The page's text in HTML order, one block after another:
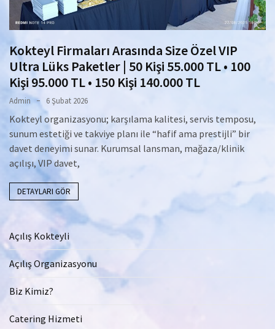
Kokteyl Firmaları Arasında Size Özel VIP
Ultra Lüks Paketler | 50 Kişi 55.000 TL • 100
Kişi 95.000 TL • 150 Kişi 140.000 TL
Admin 6 Şubat 2026
Kokteyl organizasyonu; karşılama kalitesi, servis temposu,
sunum estetiği ve takviye planı ile “hafif ama prestijli” bir
davet deneyimi sunar. Kurumsal lansman, mağaza/klinik
açılışı, VIP davet,
DETAYLARI GÖR
Açılış Kokteyli
Açılış Organizasyonu
Biz Kimiz?
Catering Hizmeti